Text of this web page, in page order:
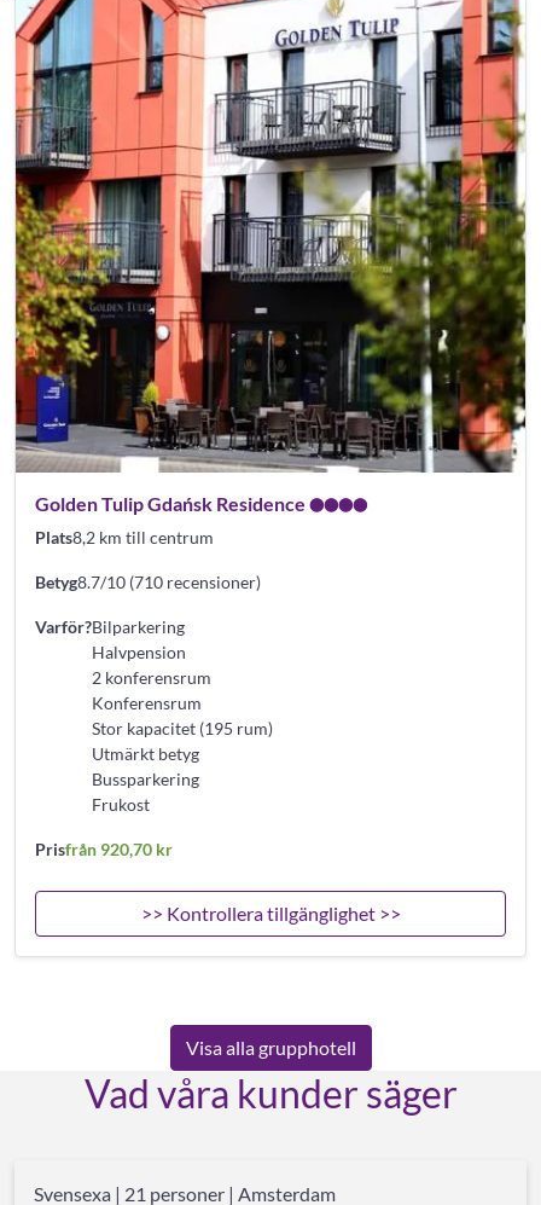
Golden Tulip Gdańsk Residence
Plats8,2 km till centrum
Betyg8.7/10 (710 recensioner)
Varför?Bilparkering
Halvpension
2 konferensrum
Konferensrum
Stor kapacitet (195 rum)
Utmärkt betyg
Bussparkering
Frukost
Prisfrån 920,70 kr
>> Kontrollera tillgänglighet >>
Visa alla grupphotell
Vad våra kunder säger
Svensexa | 21 personer | Amsterdam